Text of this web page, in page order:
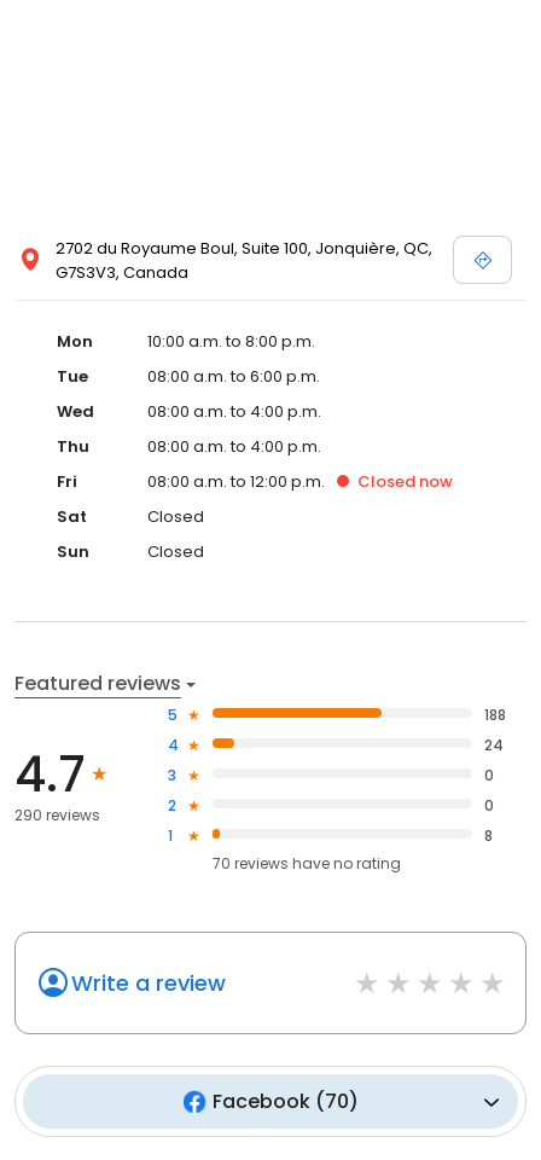
2702 du Royaume Boul, Suite 100, Jonquière, QC,
G7S3V3, Canada
Mon
10:00 a.m. to 8:00 p.m.
Tue
08:00 a.m. to 6:00 p.m.
Wed
08:00 a.m. to 4:00 p.m.
Thu
08:00 a.m. to 4:00 p.m.
Fri
08:00 a.m. to 12:00 p.m. Closed now
Sat
Closed
Sun
Closed
Featured reviews
4.7
290 reviews
5
188
4
24
3
0
2
0
1
8
70 reviews haveno rating
Write a review
Facebook(70)